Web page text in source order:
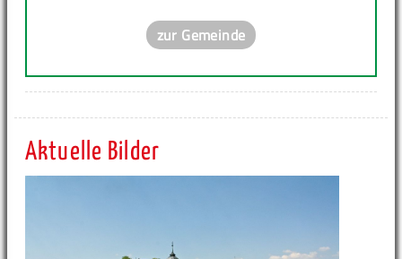
zur Gemeinde
Aktuelle Bilder